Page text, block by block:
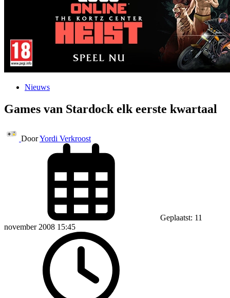
Nieuws
Games van Stardock elk eerste kwartaal
DoorYordi Verkroost
Geplaatst: 11
november 2008 15:45